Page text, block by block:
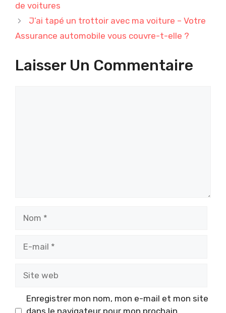
de voitures
J’ai tapé un trottoir avec ma voiture – Votre
Assurance automobile vous couvre-t-elle ?
Laisser Un Commentaire
mail
web
Enregistrer mon nom, mon e-mail et mon site
dans le navigateur pour mon prochain